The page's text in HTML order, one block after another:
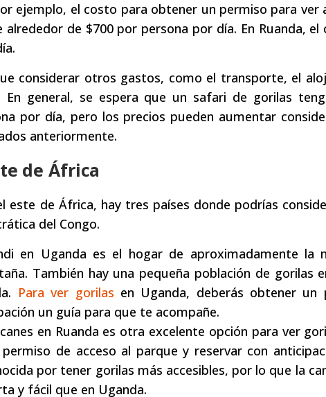
ejemplo, el costo para obtener un permiso para ver
de $700 por persona por día. En Ruanda, el
considerar otros gastos, como el transporte, el
En general, se espera que un safari de gorilas
por día, pero los precios pueden aumentar
anteriormente.
de África
este de África, hay tres países donde podrías
del Congo.
en Uganda es el hogar de aproximadamente la
También hay una pequeña población de gorilas
Para ver gorilas en Uganda, deberás obtener un
un guía para que te acompañe.
en Ruanda es otra excelente opción para ver
de acceso al parque y reservar con
por tener gorilas más accesibles, por lo que la
y fácil que en Uganda.